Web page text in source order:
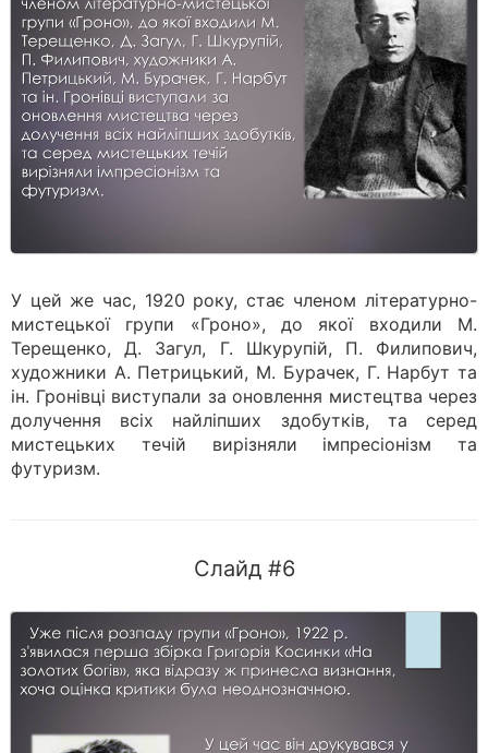
У цей же час, 1920 року, стає членом літературно-
мистецької групи «Гроно», до якої входили М.
Терещенко, Д. Загул, Г. Шкурупій, П. Филипович,
художники А. Петрицький, М. Бурачек, Г. Нарбут та
ін. Гронівці виступали за оновлення мистецтва через
долучення всіх найліпших здобутків, та серед
мистецьких течій вирізняли імпресіонізм та
футуризм.
Слайд #6